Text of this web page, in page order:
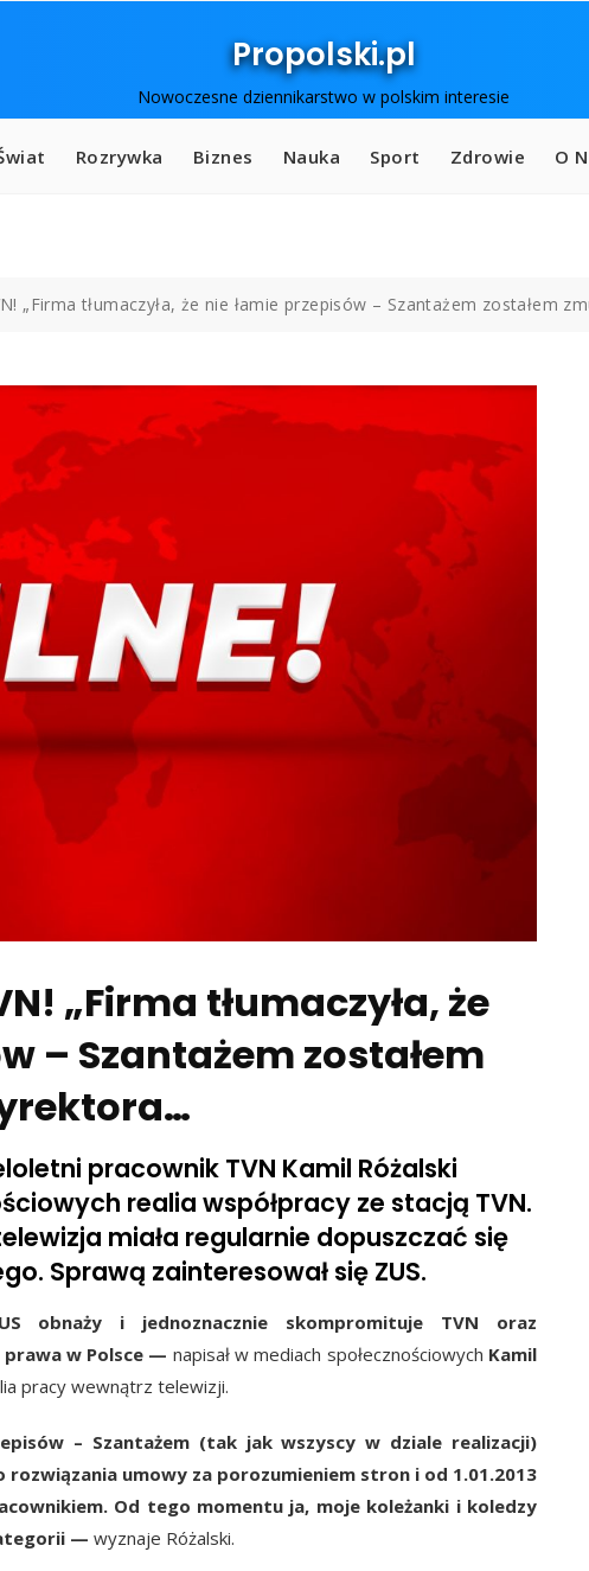
Propolski.pl
Nowoczesne dziennikarstwo w polskim interesie
Rozrywka Biznes Nauka Sport Zdrowie O
„Firma tłumaczyła, że nie łamie przepisów – Szantażem zostałem
„Firma tłumaczyła, że
– Szantażem zostałem
pracownik TVN Kamil Różalski
realia współpracy ze stacją TVN.
miała regularnie dopuszczać się
Sprawą zainteresował się ZUS.
obnaży i jednoznacznie skompromituje TVN oraz
w Polsce — napisał w mediach społecznościowych Kamil
pracy wewnątrz telewizji.
– Szantażem (tak jak wszyscy w dziale realizacji)
umowy za porozumieniem stron i od 1.01.2013
Od tego momentu ja, moje koleżanki i koledzy
— wyznaje Różalski.